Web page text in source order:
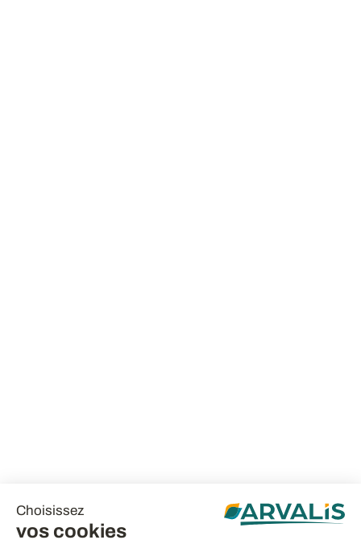
Choisissez
vos cookies